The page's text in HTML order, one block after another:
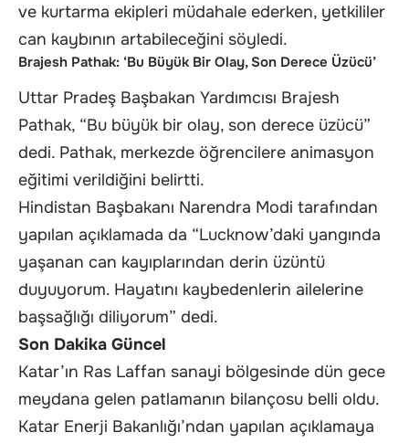
ve kurtarma ekipleri müdahale ederken, yetkililer
can kaybının artabileceğini söyledi.
Brajesh Pathak: ‘Bu Büyük Bir Olay, Son Derece Üzücü’
Uttar Pradeş Başbakan Yardımcısı Brajesh
Pathak, “Bu büyük bir olay, son derece üzücü”
dedi. Pathak, merkezde öğrencilere animasyon
eğitimi verildiğini belirtti.
Hindistan Başbakanı Narendra Modi tarafından
yapılan açıklamada da “Lucknow’daki yangında
yaşanan can kayıplarından derin üzüntü
duyuyorum. Hayatını kaybedenlerin ailelerine
başsağlığı diliyorum” dedi.
Son Dakika Güncel
Katar’ın Ras Laffan sanayi bölgesinde dün gece
meydana gelen patlamanın bilançosu belli oldu.
Katar Enerji Bakanlığı’ndan yapılan açıklamaya